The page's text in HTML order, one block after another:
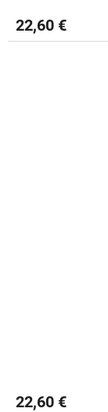
22,60 €
22,60 €